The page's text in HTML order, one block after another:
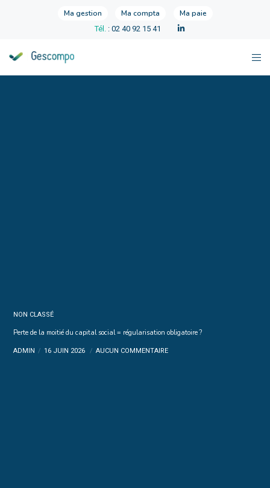
Ma gestion Ma compta Ma paie
Tél. : 02 40 92 15 41
NON CLASSÉ
Perte de la moitié du capital social = régularisation obligatoire ?
ADMIN 16 JUIN 2026 AUCUN COMMENTAIRE